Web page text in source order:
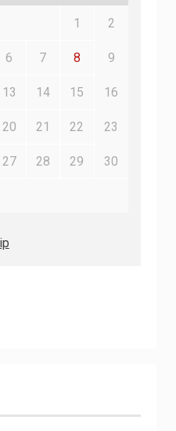
1 2
6 7 8 9
13 14 15 16
20 21 22 23
27 28 29 30